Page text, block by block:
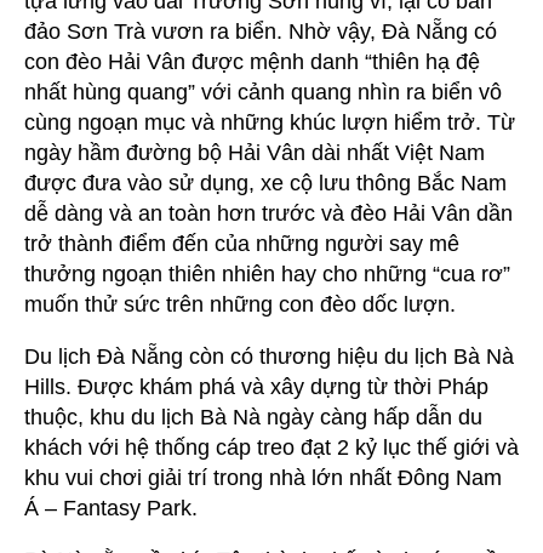
đảo Sơn Trà vươn ra biển. Nhờ vậy, Đà Nẵng có
con đèo Hải Vân được mệnh danh “thiên hạ đệ
nhất hùng quang” với cảnh quang nhìn ra biển vô
cùng ngoạn mục và những khúc lượn hiểm trở. Từ
ngày hầm đường bộ Hải Vân dài nhất Việt Nam
được đưa vào sử dụng, xe cộ lưu thông Bắc Nam
dễ dàng và an toàn hơn trước và đèo Hải Vân dần
trở thành điểm đến của những người say mê
thưởng ngoạn thiên nhiên hay cho những “cua rơ”
muốn thử sức trên những con đèo dốc lượn.
Du lịch Đà Nẵng còn có thương hiệu du lịch Bà Nà
Hills. Được khám phá và xây dựng từ thời Pháp
thuộc, khu du lịch Bà Nà ngày càng hấp dẫn du
khách với hệ thống cáp treo đạt 2 kỷ lục thế giới và
khu vui chơi giải trí trong nhà lớn nhất Đông Nam
Á – Fantasy Park.